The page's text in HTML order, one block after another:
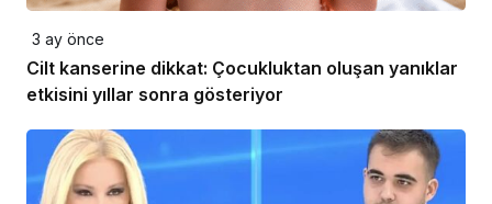
3 ay önce
Cilt kanserine dikkat: Çocukluktan oluşan yanıklar
etkisini yıllar sonra gösteriyor